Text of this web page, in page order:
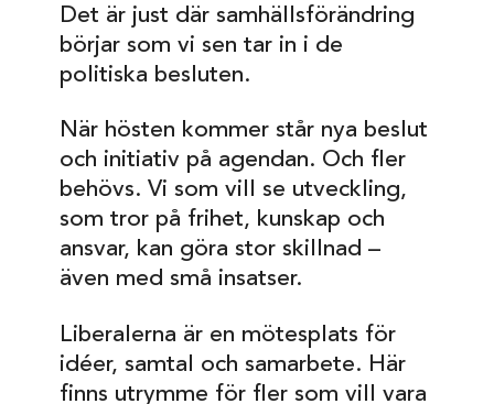
Det är just där samhällsförändring
börjar som vi sen tar in i de
politiska besluten.
När hösten kommer står nya beslut
och initiativ på agendan. Och fler
behövs. Vi som vill se utveckling,
som tror på frihet, kunskap och
ansvar, kan göra stor skillnad –
även med små insatser.
Liberalerna är en mötesplats för
idéer, samtal och samarbete. Här
finns utrymme för fler som vill vara